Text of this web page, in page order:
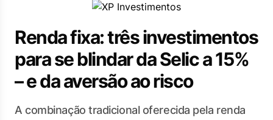
Renda fixa: três investimentos
para se blindar da Selic a 15%
– e da aversão ao risco
A combinação tradicional oferecida pela renda